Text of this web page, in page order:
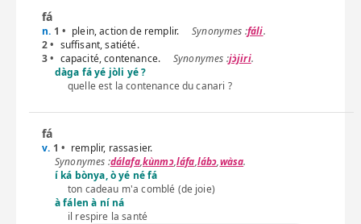
fá
n. 1 • plein, action de remplir. fáli.
2 • suffisant, satiété.
3 • capacité, contenance. jɔ̀jiri.
dàga fá yé jòli yé ?
quelle est la contenance du canari ?
fá
v. 1 • remplir, rassasier.
dálafa,kùnmɔ,láfa,lábɔ,wàsa.
í ká bònya, ò yé né fá
ton cadeau m'a comblé (de joie)
à fálen à ní ná
il respire la santé